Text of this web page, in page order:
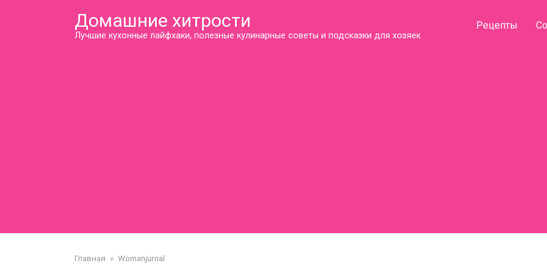
Домашние хитрости
Лучшие кухонные лайфхаки, полезные кулинарные советы и подсказки для хозяек
Рецепты
Главная » Womanjurnal